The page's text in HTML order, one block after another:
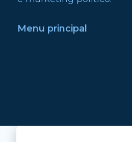
Menu principal